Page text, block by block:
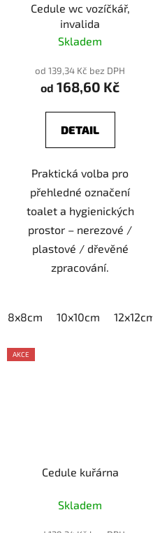
15x15cm 20x20cm
Cedule wc vozíčkář,
invalida
Skladem
od 139,34 Kč bez DPH
od 168,60 Kč
DETAIL
Praktická volba pro
přehledné označení
toalet a hygienických
prostor – nerezové /
plastové / dřevěné
zpracování.
8x8cm 10x10cm 12x12cm
AKCE
Cedule kuřárna
Skladem